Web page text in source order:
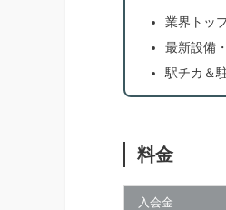
業界トッ
最新設備
駅チカ＆
料金
入会金